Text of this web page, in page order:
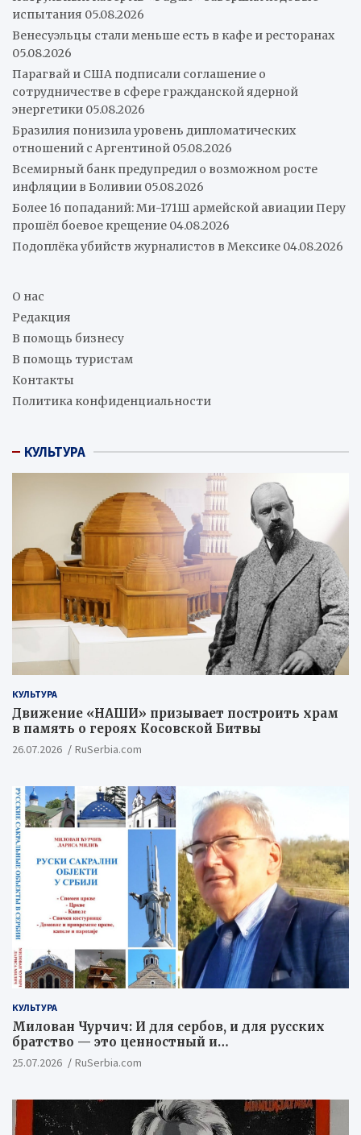
испытания 05.08.2026
Венесуэльцы стали меньше есть в кафе и ресторанах
05.08.2026
Парагвай и США подписали соглашение о
сотрудничестве в сфере гражданской ядерной
энергетики 05.08.2026
Бразилия понизила уровень дипломатических
отношений с Аргентиной 05.08.2026
Всемирный банк предупредил о возможном росте
инфляции в Боливии 05.08.2026
Более 16 попаданий: Ми-171Ш армейской авиации Перу
прошёл боевое крещение 04.08.2026
Подоплёка убийств журналистов в Мексике 04.08.2026
О нас
Редакция
В помощь бизнесу
В помощь туристам
Контакты
Политика конфиденциальности
КУЛЬТУРА
КУЛЬТУРА
Движение «НАШИ» призывает построить храм
в память о героях Косовской Битвы
26.07.2026 RuSerbia.com
КУЛЬТУРА
Милован Чурчич: И для сербов, и для русских
братство — это ценностный и
цивилизационный концепт
25.07.2026 RuSerbia.com